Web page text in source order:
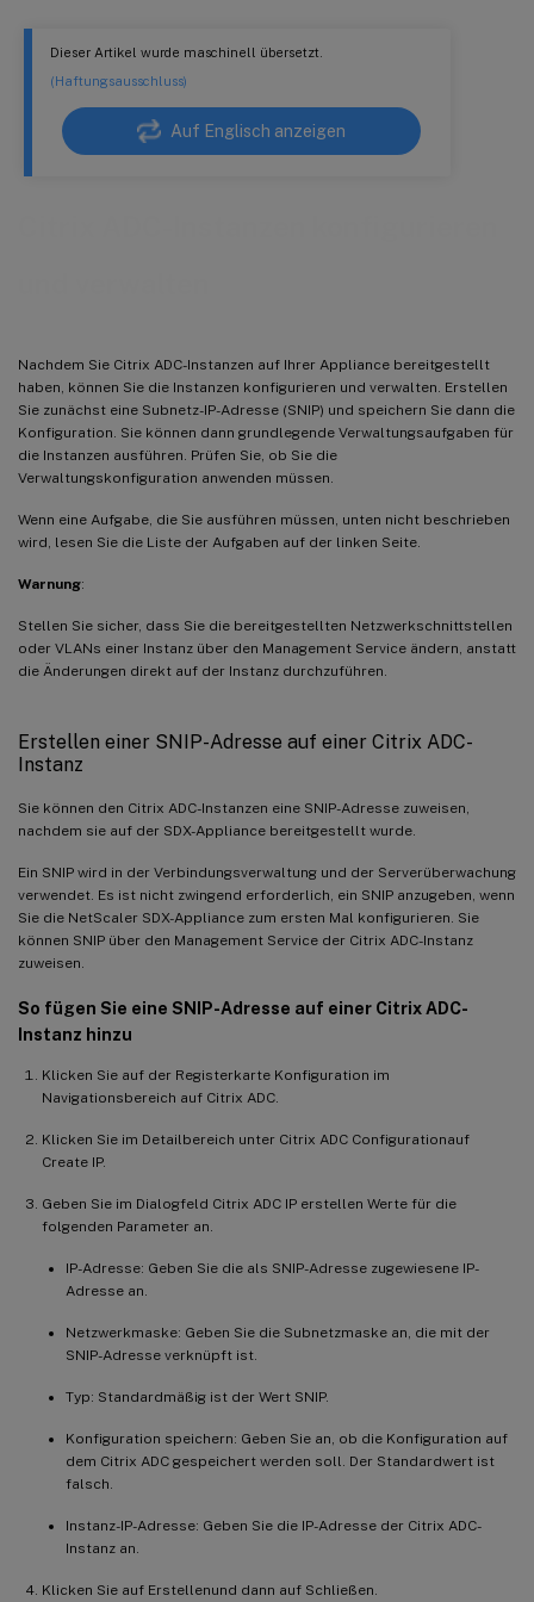
Dieser Artikel wurde maschinell übersetzt.
(Haftungsausschluss)
Auf Englisch anzeigen
Nachdem Sie Citrix ADC-Instanzen auf Ihrer Appliance bereitgestellt
haben, können Sie die Instanzen konfigurieren und verwalten. Erstellen
Sie zunächst eine Subnetz-IP-Adresse (SNIP) und speichern Sie dann die
Konfiguration. Sie können dann grundlegende Verwaltungsaufgaben für
die Instanzen ausführen. Prüfen Sie, ob Sie die
Verwaltungskonfiguration anwenden müssen.
Wenn eine Aufgabe, die Sie ausführen müssen, unten nicht beschrieben
wird, lesen Sie die Liste der Aufgaben auf der linken Seite.
Warnung:
Stellen Sie sicher, dass Sie die bereitgestellten Netzwerkschnittstellen
oder VLANs einer Instanz über den Management Service ändern, anstatt
die Änderungen direkt auf der Instanz durchzuführen.
Erstellen einer SNIP-Adresse auf einer Citrix ADC-
Instanz
Sie können den Citrix ADC-Instanzen eine SNIP-Adresse zuweisen,
nachdem sie auf der SDX-Appliance bereitgestellt wurde.
Ein SNIP wird in der Verbindungsverwaltung und der Serverüberwachung
verwendet. Es ist nicht zwingend erforderlich, ein SNIP anzugeben, wenn
Sie die NetScaler SDX-Appliance zum ersten Mal konfigurieren. Sie
können SNIP über den Management Service der Citrix ADC-Instanz
zuweisen.
So fügen Sie eine SNIP-Adresse auf einer Citrix ADC-
Instanz hinzu
Klicken Sie auf der Registerkarte Konfiguration im
Navigationsbereich auf Citrix ADC.
Klicken Sie im Detailbereich unter Citrix ADC Configurationauf
Create IP.
Geben Sie im Dialogfeld Citrix ADC IP erstellen Werte für die
folgenden Parameter an.
IP-Adresse: Geben Sie die als SNIP-Adresse zugewiesene IP-
Adresse an.
Netzwerkmaske: Geben Sie die Subnetzmaske an, die mit der
SNIP-Adresse verknüpft ist.
Typ: Standardmäßig ist der Wert SNIP.
Konfiguration speichern: Geben Sie an, ob die Konfiguration auf
dem Citrix ADC gespeichert werden soll. Der Standardwert ist
falsch.
Instanz-IP-Adresse: Geben Sie die IP-Adresse der Citrix ADC-
Instanz an.
Klicken Sie auf Erstellenund dann auf Schließen.